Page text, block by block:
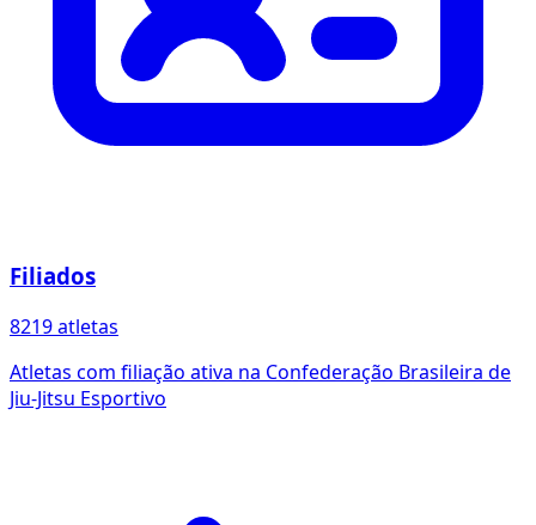
Filiados
8219 atletas
Atletas com filiação ativa na Confederação Brasileira de
Jiu-Jitsu Esportivo